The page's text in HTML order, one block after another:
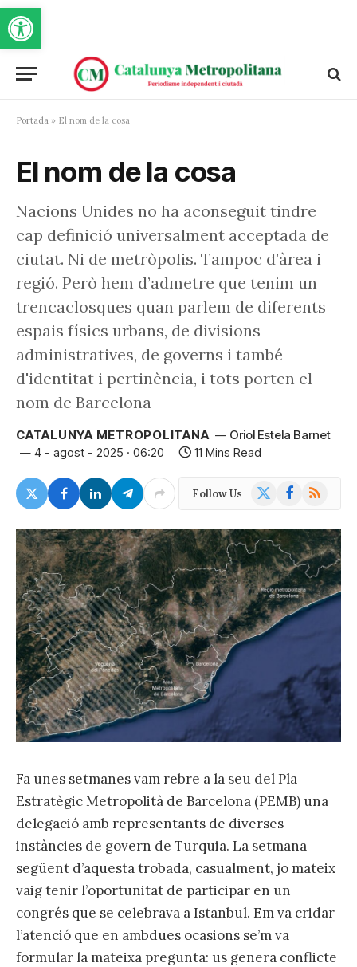
Obre la barra d'eines
Portada » El nom de la cosa
El nom de la cosa
Nacions Unides no ha aconseguit tindre
cap definició universalment acceptada de
ciutat. Ni de metròpolis. Tampoc d’àrea i
regió. Però hem d’admetre que tenim un
trencaclosques quan parlem de diferents
espais físics urbans, de divisions
administratives, de governs i també
d'identitat i pertinència, i tots porten el
nom de Barcelona
CATALUNYA METROPOLITANA
Oriol Estela Barnet
4 - agost - 2025 · 06:20
11 Mins Read
Follow Us Facebook
RSS
Fa unes setmanes vam rebre a la seu del Pla
Estratègic Metropolità de Barcelona (PEMB) una
delegació amb representants de diverses
instàncies de govern de Turquia. La setmana
següent d’aquesta trobada, casualment, jo mateix
vaig tenir l’oportunitat de participar en un
congrés que se celebrava a Istanbul. Em va cridar
l’atenció que en ambdues ocasions se’m va
formular la mateixa pregunta: us genera conflicte